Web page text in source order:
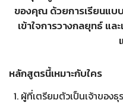
ของคุณ ด้วยการเรียนแบบ
เข้าใจการวางกลยุทธ์ แ
หลักสูตรนี้เหมาะกับใคร
ผู้ที่เตรียมตัวเป็นเจ้าของธุ